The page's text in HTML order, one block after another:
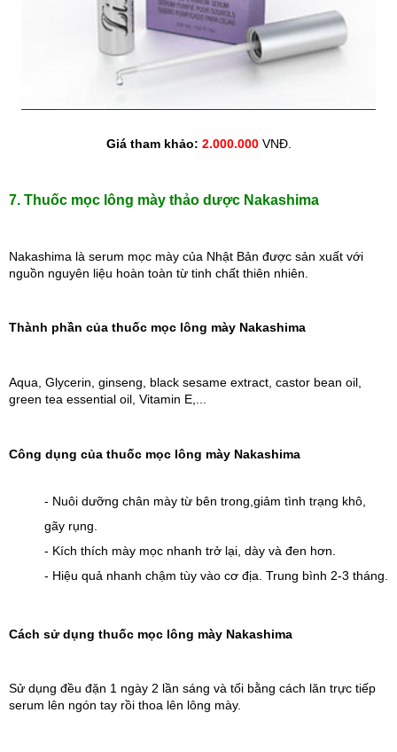
Giá tham khảo: 2.000.000 VNĐ.
7. Thuốc mọc lông mày thảo dược Nakashima
Nakashima là serum mọc mày của Nhật Bản được sản xuất với
nguồn nguyên liệu hoàn toàn từ tinh chất thiên nhiên.
Thành phần của thuốc mọc lông mày Nakashima
Aqua, Glycerin, ginseng, black sesame extract, castor bean oil,
green tea essential oil, Vitamin E,...
Công dụng của thuốc mọc lông mày Nakashima
- Nuôi dưỡng chân mày từ bên trong,giảm tình trạng khô,
gãy rụng.
- Kích thích mày mọc nhanh trở lại, dày và đen hơn.
- Hiệu quả nhanh chậm tùy vào cơ địa. Trung bình 2-3 tháng.
Cách sử dụng thuốc mọc lông mày Nakashima
Sử dụng đều đặn 1 ngày 2 lần sáng và tối bằng cách lăn trực tiếp
serum lên ngón tay rồi thoa lên lông mày.